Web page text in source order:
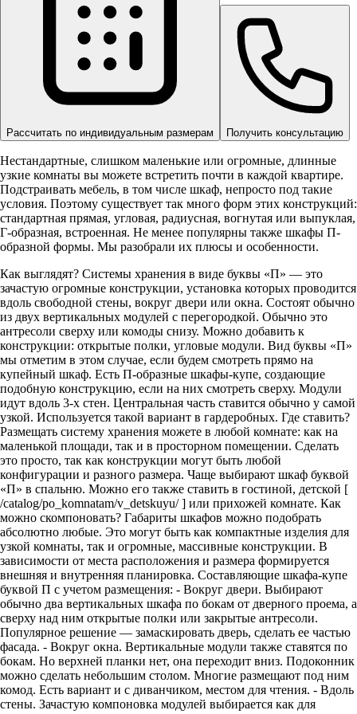
Рассчитать по индивидуальным размерам Получить консультацию
Нестандартные, слишком маленькие или огромные, длинные
узкие комнаты вы можете встретить почти в каждой квартире.
Подстраивать мебель, в том числе шкаф, непросто под такие
условия. Поэтому существует так много форм этих конструкций:
стандартная прямая, угловая, радиусная, вогнутая или выпуклая,
Г-образная, встроенная. Не менее популярны также шкафы П-
образной формы. Мы разобрали их плюсы и особенности.
Как выглядят? Системы хранения в виде буквы «П» — это
зачастую огромные конструкции, установка которых проводится
вдоль свободной стены, вокруг двери или окна. Состоят обычно
из двух вертикальных модулей с перегородкой. Обычно это
антресоли сверху или комоды снизу. Можно добавить к
конструкции: открытые полки, угловые модули. Вид буквы «П»
мы отметим в этом случае, если будем смотреть прямо на
купейный шкаф. Есть П-образные шкафы-купе, создающие
подобную конструкцию, если на них смотреть сверху. Модули
идут вдоль 3-х стен. Центральная часть ставится обычно у самой
узкой. Используется такой вариант в гардеробных. Где ставить?
Размещать систему хранения можете в любой комнате: как на
маленькой площади, так и в просторном помещении. Сделать
это просто, так как конструкции могут быть любой
конфигурации и разного размера. Чаще выбирают шкаф буквой
«П» в спальню. Можно его также ставить в гостиной, детской [
/catalog/po_komnatam/v_detskuyu/ ] или прихожей комнате. Как
можно скомпоновать? Габариты шкафов можно подобрать
абсолютно любые. Это могут быть как компактные изделия для
узкой комнаты, так и огромные, массивные конструкции. В
зависимости от места расположения и размера формируется
внешняя и внутренняя планировка. Составляющие шкафа-купе
буквой П с учетом размещения: - Вокруг двери. Выбирают
обычно два вертикальных шкафа по бокам от дверного проема, а
сверху над ним открытые полки или закрытые антресоли.
Популярное решение — замаскировать дверь, сделать ее частью
фасада. - Вокруг окна. Вертикальные модули также ставятся по
бокам. Но верхней планки нет, она переходит вниз. Подоконник
можно сделать небольшим столом. Многие размещают под ним
комод. Есть вариант и с диванчиком, местом для чтения. - Вдоль
стены. Зачастую компоновка модулей выбирается как для